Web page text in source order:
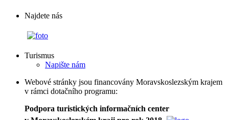
Najdete nás
Turismus
Napište nám
Webové stránky jsou financovány Moravskoslezským krajem
v rámci dotačního programu:
Podpora turistických informačních center